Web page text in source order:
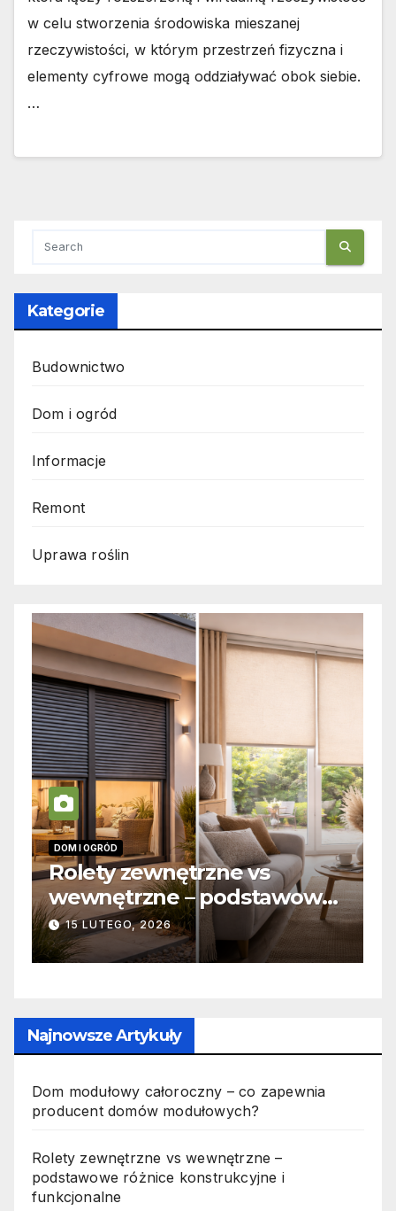
w celu stworzenia środowiska mieszanej
rzeczywistości, w którym przestrzeń fizyczna i
elementy cyfrowe mogą oddziaływać obok siebie.
…
Kategorie
Budownictwo
Dom i ogród
Informacje
Remont
Uprawa roślin
DOM I OGRÓD
Rolety zewnętrzne vs
wewnętrzne – podstawowe
różnice konstrukcyjne i
funkcjonalne
15 LUTEGO, 2026
Najnowsze Artykuły
Dom modułowy całoroczny – co zapewnia
producent domów modułowych?
Rolety zewnętrzne vs wewnętrzne –
podstawowe różnice konstrukcyjne i
funkcjonalne